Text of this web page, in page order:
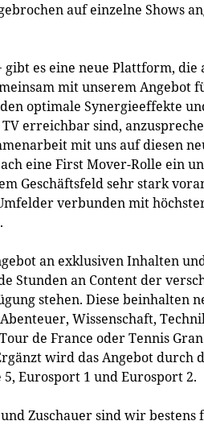
auf einzelne Shows
es eine neue Plattform,
mit unserem Angebot
optimale Synergieeffekte
erreichbar sind,
mit uns auf diesen
eine First Mover-Rolle ein
Geschäftsfeld sehr stark
verbunden mit
an exklusiven Inhalten
Stunden an Content der
stehen. Diese beinhalten
Wissenschaft,
de France oder Tennis
wird das Angebot durch
5, Eurosport 1 und Eurosport 2.
Zuschauer sind wir